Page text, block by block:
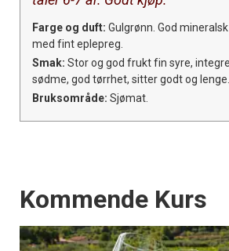
Farge og duft: Gulgrønn. God
med fint eplepreg.
Smak: Stor og god frukt fin syre,
sødme, god tørrhet, sitter godt og lenge.
Bruksområde: Sjømat.
Events
Kommende Kurs